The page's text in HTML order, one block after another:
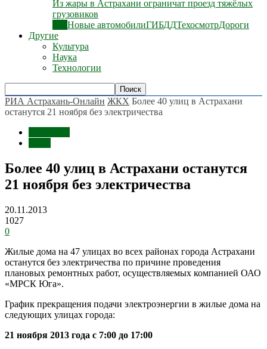
Из жары в Астрахани ограничат проезд тяжёлых
грузовиков
Новые автомобилиГИБДДТехосмотрДороги
Другие
Культура
Наука
Технологии
РИА Астрахань-Онлайн ЖКХ Более 40 улиц в Астрахани
останутся 21 ноября без электричества
Более 40 улиц в Астрахани останутся
21 ноября без электричества
20.11.2013
1027
0
Жилые дома на 47 улицах во всех районах города Астрахани
останутся без электричества по причине проведения
плановых ремонтных работ, осуществляемых компанией ОАО
«МРСК Юга».
График прекращения подачи электроэнергии в жилые дома на
следующих улицах города:
21 ноября 2013 года с 7:00 до 17:00